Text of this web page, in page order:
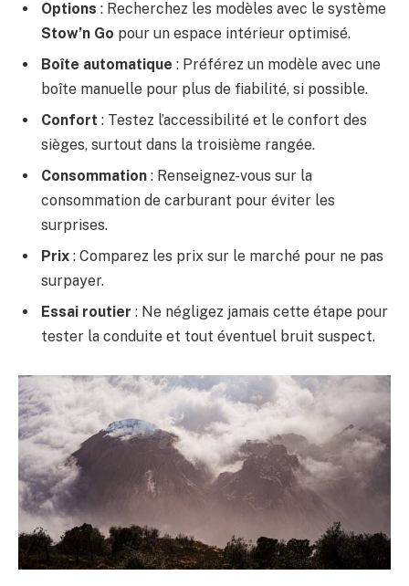
Options : Recherchez les modèles avec le système
Stow’n Go pour un espace intérieur optimisé.
Boîte automatique : Préférez un modèle avec une
boîte manuelle pour plus de fiabilité, si possible.
Confort : Testez l’accessibilité et le confort des
sièges, surtout dans la troisième rangée.
Consommation : Renseignez-vous sur la
consommation de carburant pour éviter les
surprises.
Prix : Comparez les prix sur le marché pour ne pas
surpayer.
Essai routier : Ne négligez jamais cette étape pour
tester la conduite et tout éventuel bruit suspect.